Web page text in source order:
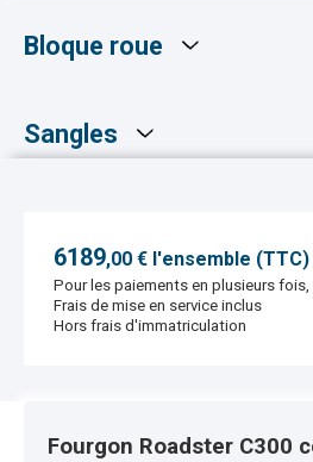
Fourgon Roadster C300
Bloque roue
Sangles
6189,00 € l'ensemble (TTC)
Pour les paiements en plusieurs
Frais de mise en service inclus
Hors frais d'immatriculation